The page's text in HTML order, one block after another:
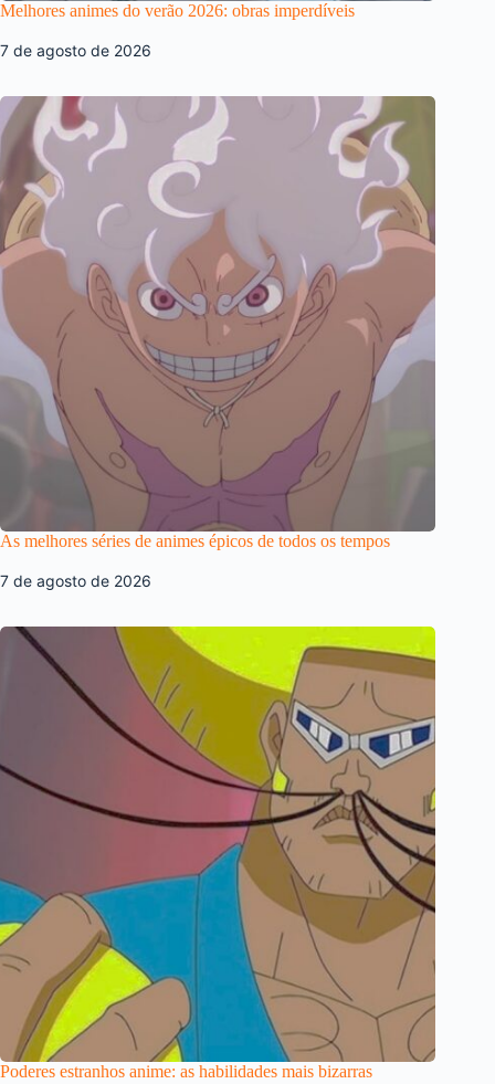
Melhores animes do verão 2026: obras imperdíveis
7 de agosto de 2026
As melhores séries de animes épicos de todos os tempos
7 de agosto de 2026
Poderes estranhos anime: as habilidades mais bizarras